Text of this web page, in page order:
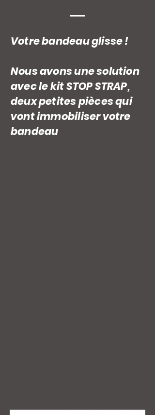
Votre bandeau glisse !
Nous avons une solution
avec le kit STOP STRAP,
deux petites pièces qui
vont immobiliser votre
bandeau